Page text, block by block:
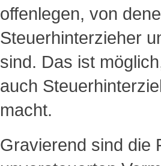
offenlegen, von
Steuerhinterzieher
sind. Das ist
auch
macht.
Gravierend sind die